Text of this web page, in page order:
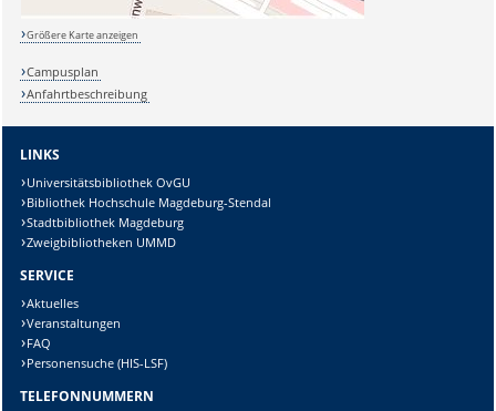
Größere Karte anzeigen
Campusplan
Anfahrtbeschreibung
LINKS
Universitätsbibliothek OvGU
Bibliothek Hochschule Magdeburg-Stendal
Stadtbibliothek Magdeburg
Zweigbibliotheken UMMD
SERVICE
Aktuelles
Veranstaltungen
FAQ
Personensuche (HIS-LSF)
TELEFONNUMMERN